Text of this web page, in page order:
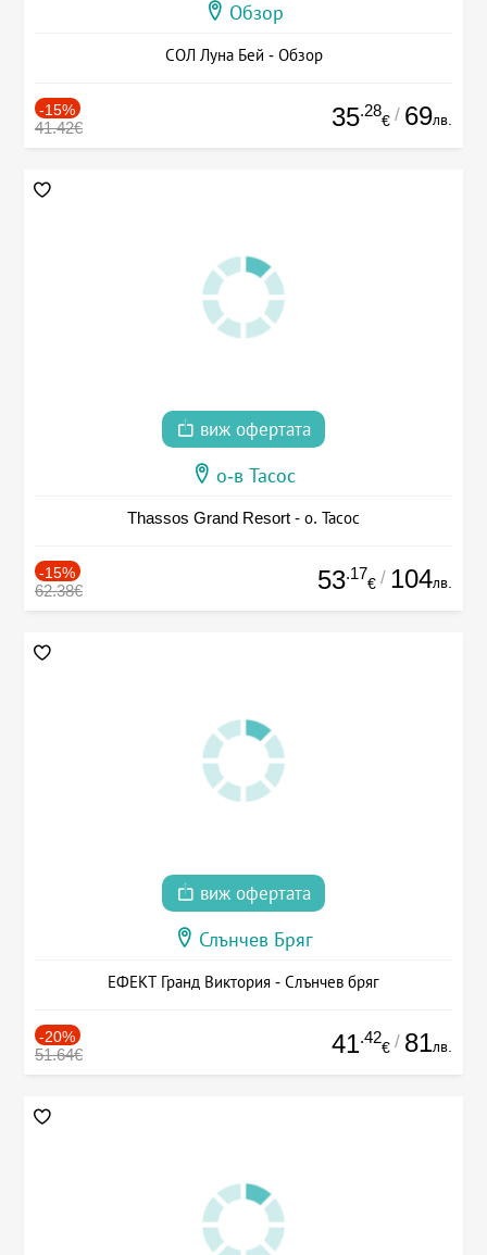
Обзор
СОЛ Луна Бей - Обзор
-15%
41.42€ 35.28
€ / 69лв.
виж офертата
о-в Тасос
Thassos Grand Resort - о. Тасос
-15%
62.38€ 53.17
€ / 104лв.
виж офертата
Слънчев Бряг
ЕФЕКТ Гранд Виктория - Слънчев бряг
-20%
51.64€ 41.42
€ / 81лв.